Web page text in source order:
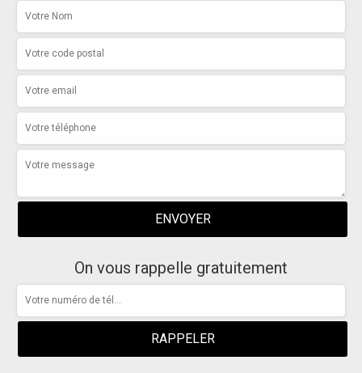
On vous rappelle gratuitement